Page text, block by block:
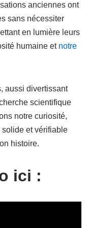
anciennes ont
sans nécessiter
en lumière leurs
humaine et notre
aussi divertissant
scientifique
notre curiosité,
et vérifiable
histoire.
ici :